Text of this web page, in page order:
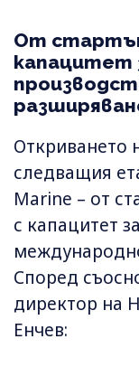
От
капацитет
Откриването
следващия
Marine – от
с капацитет
Според
директор на
Енчев: